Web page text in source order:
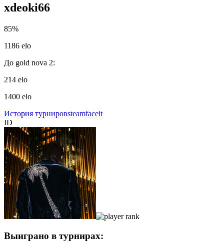
xdeoki66
85%
1186 elo
До gold nova 2:
214 elo
1400 elo
История турнировsteamfaceit
ID
Выиграно в турнирах: